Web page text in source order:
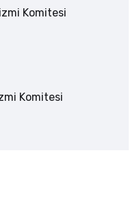
Komitesi
Komitesi